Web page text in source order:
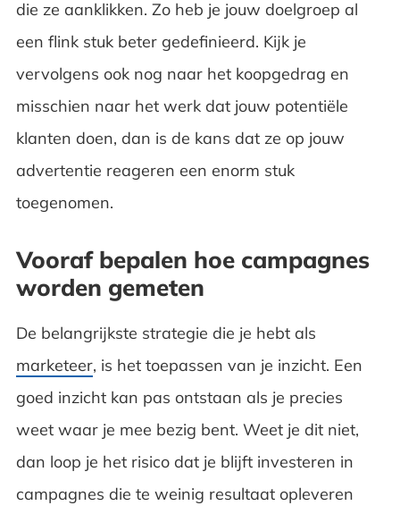
die ze aanklikken. Zo heb je jouw doelgroep al
een flink stuk beter gedefinieerd. Kijk je
vervolgens ook nog naar het koopgedrag en
misschien naar het werk dat jouw potentiële
klanten doen, dan is de kans dat ze op jouw
advertentie reageren een enorm stuk
toegenomen.
Vooraf bepalen hoe campagnes
worden gemeten
De belangrijkste strategie die je hebt als
marketeer, is het toepassen van je inzicht. Een
goed inzicht kan pas ontstaan als je precies
weet waar je mee bezig bent. Weet je dit niet,
dan loop je het risico dat je blijft investeren in
campagnes die te weinig resultaat opleveren